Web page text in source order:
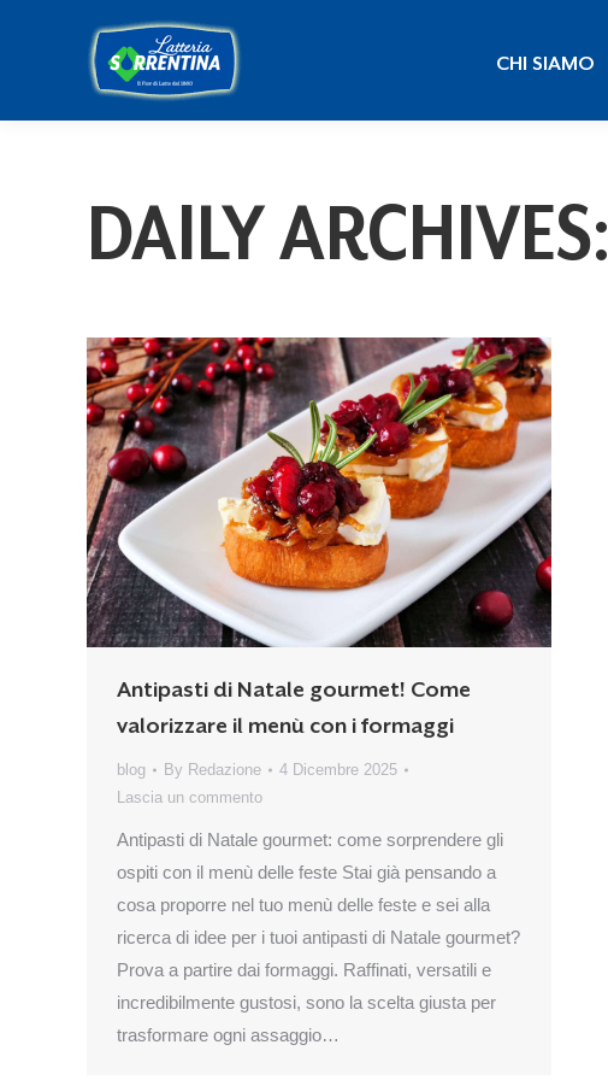
CHI SIAMO
DAILY ARCHIVES:
Antipasti di Natale gourmet! Come
valorizzare il menù con i formaggi
blog By Redazione
4 Dicembre 2025
Lascia un commento
Antipasti di Natale gourmet: come sorprendere gli
ospiti con il menù delle feste Stai già pensando a
cosa proporre nel tuo menù delle feste e sei alla
ricerca di idee per i tuoi antipasti di Natale gourmet?
Prova a partire dai formaggi. Raffinati, versatili e
incredibilmente gustosi, sono la scelta giusta per
trasformare ogni assaggio…